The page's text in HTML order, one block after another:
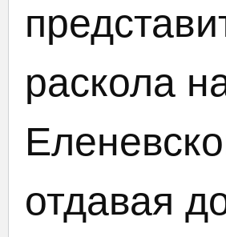
раскола
отдавая